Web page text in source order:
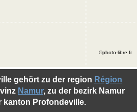
gehört zu der region Région
Namur, zu der bezirk Namur
kanton Profondeville.
©photo-libre.fr